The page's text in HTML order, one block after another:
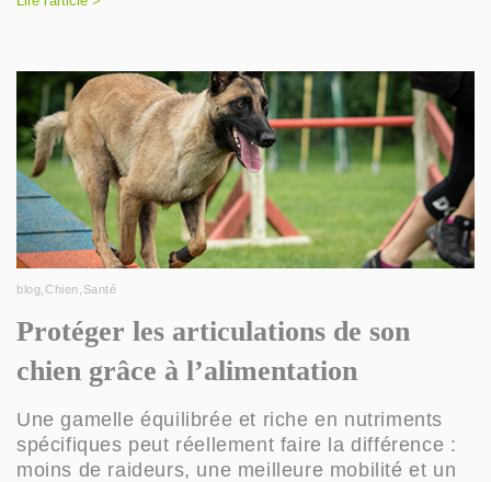
blog ,Chien Santé
Protéger les articulations de son
chien grâce à l’alimentation
Une gamelle équilibrée et riche en nutriments
spécifiques peut réellement faire la différence :
moins de raideurs, une meilleure mobilité et un